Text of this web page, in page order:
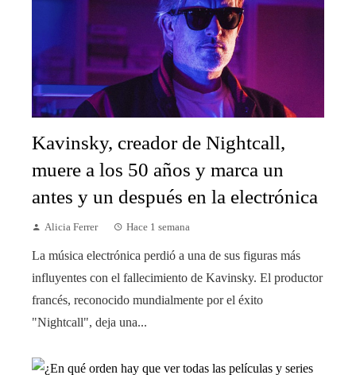
Kavinsky, creador de Nightcall,
muere a los 50 años y marca un
antes y un después en la electrónica
Alicia Ferrer Hace 1 semana
La música electrónica perdió a una de sus figuras más
influyentes con el fallecimiento de Kavinsky. El productor
francés, reconocido mundialmente por el éxito
"Nightcall", deja una...